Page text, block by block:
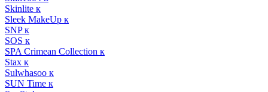
Skinlite к
Sleek MakeUp к
SNP к
SOS к
SPA Crimean Collection к
Stax к
Sulwhasoo к
SUN Time к